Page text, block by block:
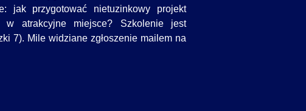
jak przygotować nietuzinkowy projekt
w atrakcyjne miejsce? Szkolenie jest
7). Mile widziane zgłoszenie mailem na